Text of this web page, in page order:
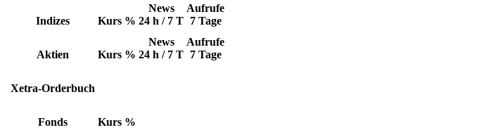
Indizes Kurs %
News
24 h / 7 T
Aufrufe
7 Tage
Aktien Kurs %
News
24 h / 7 T
Aufrufe
7 Tage
Xetra-Orderbuch
Fonds Kurs %